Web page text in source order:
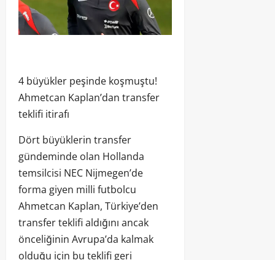
4 büyükler peşinde koşmuştu!
Ahmetcan Kaplan’dan transfer
teklifi itirafı
Dört büyüklerin transfer
gündeminde olan Hollanda
temsilcisi NEC Nijmegen’de
forma giyen milli futbolcu
Ahmetcan Kaplan, Türkiye’den
transfer teklifi aldığını ancak
önceliğinin Avrupa’da kalmak
olduğu için bu teklifi geri